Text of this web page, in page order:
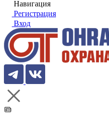
Навигация
Регистрация
Вход